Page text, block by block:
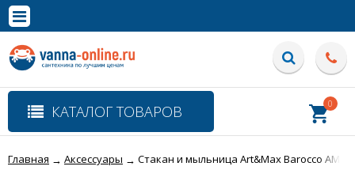
Полная версия сайта
КАТАЛОГ ТОВАРОВ 0
Главная → Аксессуары → Стакан и мыльница Art&Max Barocco AM-